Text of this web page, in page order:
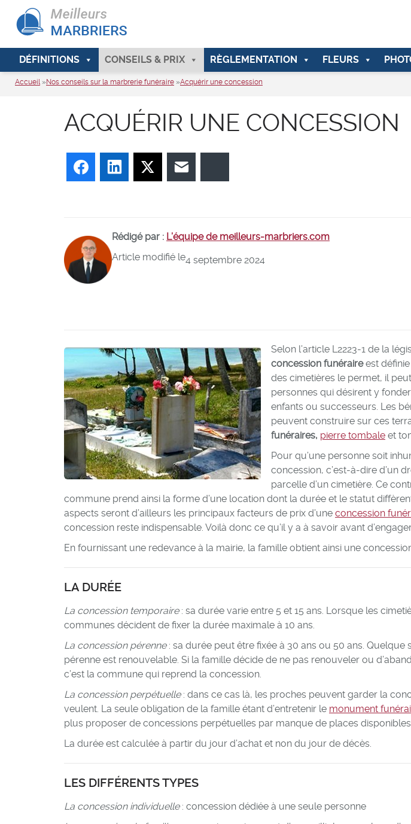
DÉFINITIONS CONSEILS & PRIX RÈGLEMENTATION FLEURS
Accueil»Nos conseils sur la marbrerie funéraire »Acquérir une concession
ACQUÉRIR UNE CONCESSION
FacebookLinkedIn Twitter
Rédigé par : L’équipe de meilleurs-marbriers.com
Article modifié le4 septembre 2024
Selon l’article L2223-1 de la
concession funéraireest
des cimetières le permet, il
personnes qui désirent y
enfants ou successeurs. Les
peuvent construire sur ces
funéraires, pierre tombale et
Pour qu’une personne soit
concession, c’est-à-dire d’un
parcelle d’un cimetière. Ce
commune prend ainsi la forme d’une location dont la durée et le statut
aspects seront d’ailleurs les principaux facteurs de prix d’une concession
concession reste indispensable. Voilà donc ce qu’il y a à savoir avant
En fournissant une redevance à la mairie, la famille obtient ainsi une
LA DURÉE
La concession temporaire: sa durée varie entre 5 et 15 ans. Lorsque les
communes décident de fixer la durée maximale à 10 ans.
La concession pérenne: sa durée peut être fixée à 30 ans ou 50 ans. Quelque
pérenne est renouvelable. Si la famille décide de ne pas renouveler ou
c’est la commune qui reprend la concession.
La concession perpétuelle: dans ce cas là, les proches peuvent garder la
veulent. La seule obligation de la famille étant d’entretenir le monument
plus proposer de concessions perpétuelles par manque de places
La durée est calculée à partir du jour d’achat et non du jour de décès.
LES DIFFÉRENTS TYPES
La concession individuelle: concession dédiée à une seule personne